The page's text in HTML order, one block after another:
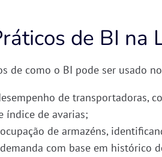
de BI na
de como o BI pode ser usado
de transportadoras,
índice de avarias;
de armazéns,
com base em histórico